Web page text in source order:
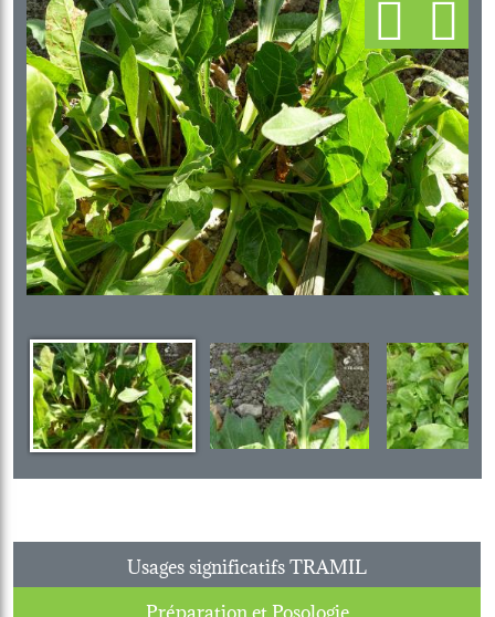
Previous Next
Usages significatifs TRAMIL
Préparation et Posologie